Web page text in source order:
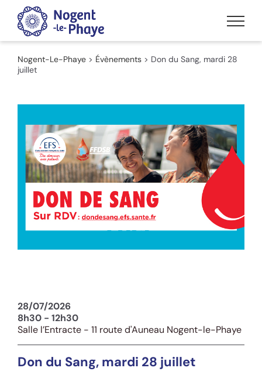
Passer
contenu
Nogent-Le-Phaye > Évènements > Don du Sang, mardi 28
juillet
28/07/2026
8h30 - 12h30
Salle l’Entracte - 11 route d'Auneau Nogent-le-Phaye
Don du Sang, mardi 28 juillet